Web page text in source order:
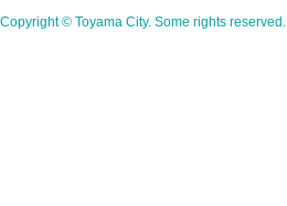
Copyright © Toyama City. Some rights reserved.